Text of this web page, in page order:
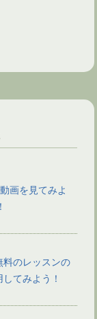
画を見てみよ
料のレッスンの
てみよう！